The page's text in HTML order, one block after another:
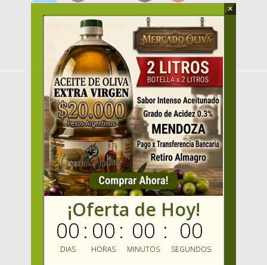
MENU
HOME
PRODUCTOS
OFERTAS
VENDER
MAYORISTAS
Mercado Oliva TV
MIS FAVORITOS
MERCADO OLIVA
ENVIOS GRATIS
¡Oferta de Hoy!
00
DIAS
: 00
HORAS
: 00
MINUTOS
: 00
SEGUNDOS
×